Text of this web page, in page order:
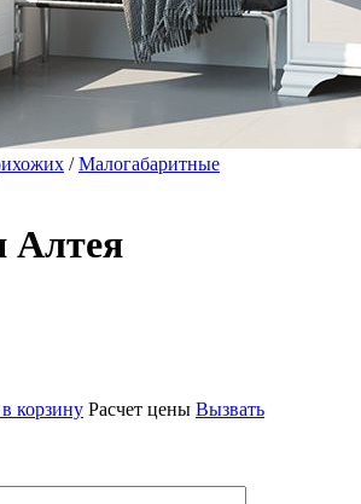
/Малогабаритные
Алтея
корзину Расчет цены Вызвать